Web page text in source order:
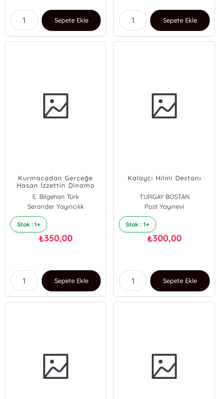
Sepete Ekle Sepete Ekle
Kurmacadan Gerçeğe
Hasan İzzettin Dinamo
E. Bilgehan Türk
Serander Yayıncılık
Stok : 1+
₺350,00
Sepete Ekle
Kalaycı Hilmi Destanı
TURGAY BOSTAN
Post Yayınevi
Stok : 1+
₺300,00
Sepete Ekle